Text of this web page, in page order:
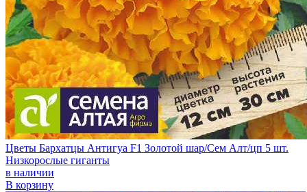
Цветы Бархатцы Антигуа F1 Золотой шар/Сем Алт/цп 5 шт.
Низкорослые гиганты
в наличии
В корзину